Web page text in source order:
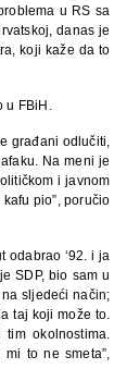
u RS sa
danas je
koji kaže da to
FBiH.
građani odlučiti,
Na meni je
i javnom
pio”, poručio
odabrao ‘92. i ja
SDP, bio sam u
sljedeći način;
taj koji može to.
okolnostima.
to ne smeta”,